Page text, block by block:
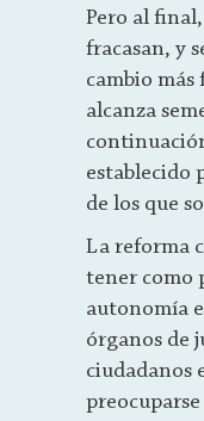
Pero al
fracasan, y
cambio más
alcanza
establecido
de los que
La reforma
tener como
autonomía
órganos de
ciudadanos